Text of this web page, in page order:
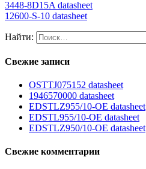
3448-8D15A datasheet
12600-S-10 datasheet
Найти:
Свежие записи
OSTTJ075152 datasheet
1946570000 datasheet
EDSTLZ955/10-OE datasheet
EDSTL955/10-OE datasheet
EDSTLZ950/10-OE datasheet
Свежие комментарии